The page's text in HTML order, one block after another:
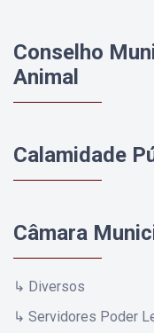
Conselho
Animal
Calamidade
Câmara
↳ Diversos
↳ Servidores Poder